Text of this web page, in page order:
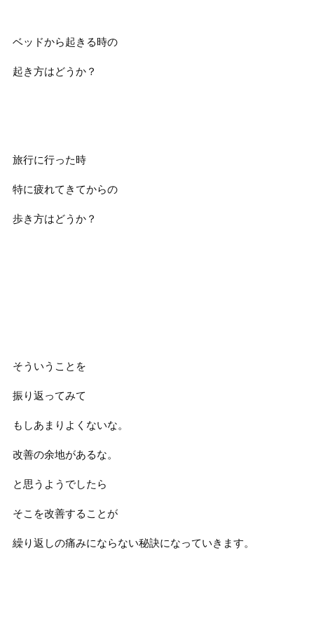
ベッドから起きる時の
起き方はどうか？
旅行に行った時
特に疲れてきてからの
歩き方はどうか？
そういうことを
振り返ってみて
もしあまりよくないな。
改善の余地があるな。
と思うようでしたら
そこを改善することが
繰り返しの痛みにならない秘訣になっていきます。